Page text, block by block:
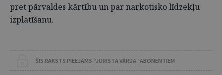
pret pārvaldes kārtību un par narkotisko līdzekļu
izplatīšanu.
ŠIS RAKSTS PIEEJAMS “JURISTA VĀRDA” ABONENTIEM